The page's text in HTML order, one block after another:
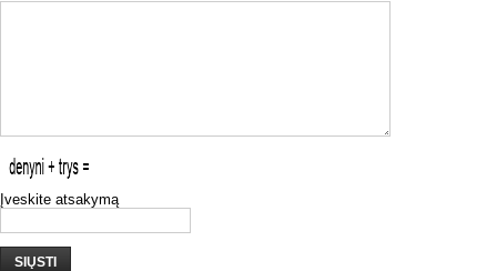
Įveskite atsakymą
SIŲSTI